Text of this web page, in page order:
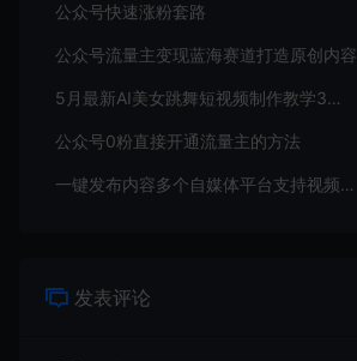
公众号快速涨粉套路
公众号流量主变现蓝海赛道打造原创内容
5月最新AI美女跳舞短视频制作教学3天涨万粉
公众号0粉直接开通流量主的方法
一键发布内容多个自媒体平台支持视频图片
发表评论